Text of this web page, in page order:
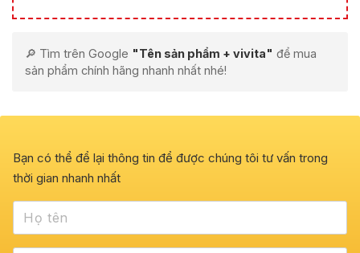
🔎 Tìm trên Google "Tên sản phẩm + vivita" để mua
sản phẩm chính hãng nhanh nhất nhé!
Bạn có thể để lại thông tin để được chúng tôi tư vấn trong
thời gian nhanh nhất